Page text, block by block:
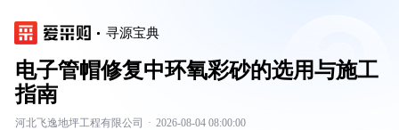
寻源宝典
电子管帽修复中环氧彩砂的选用与施工
指南
河北飞逸地坪工程有限公司 · 2026-08-04 08:00:00